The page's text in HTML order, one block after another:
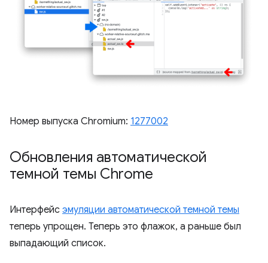
Номер выпуска Chromium: 1277002
Обновления автоматической
темной темы Chrome
Интерфейс эмуляции автоматической темной темы
теперь упрощен. Теперь это флажок, а раньше был
выпадающий список.